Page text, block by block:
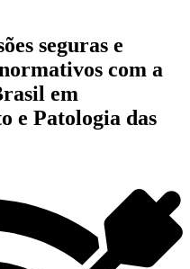
seguras e
com a
em
e Patologia das